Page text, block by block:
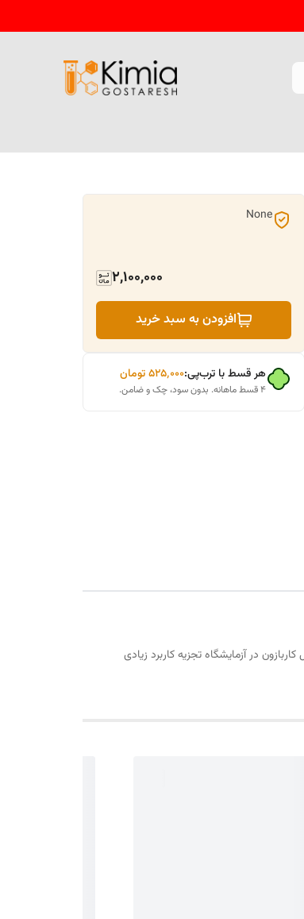
None
2,100,000
افزودن به سبد خرید
هر قسط با ترب‌پی:۵۲۵٬۰۰۰تومان
۴ قسط ماهانه. بدون سود، چک و ضامن.
رنگ وجود دارد. این ترکیب در اتانول، کلروفوم و بنزن به خوبی حل می‌شود اما در آب نامحلول است. ۱،۵- دی‌فنیل کاربازون در آزمایشگاه تجزیه کاربرد زیادی